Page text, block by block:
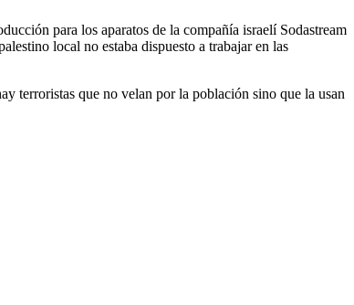
para los aparatos de la compañía israelí Sodastream
local no estaba dispuesto a trabajar en las
terroristas que no velan por la población sino que la usan